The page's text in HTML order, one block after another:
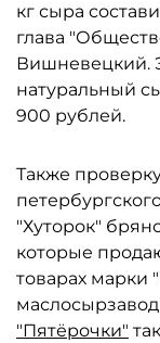
кг сыра
глава
Вишневецкий.
натуральный
900 рублей.
Также
"Хуторок"
которые
товарах марки
"Пятёрочки"